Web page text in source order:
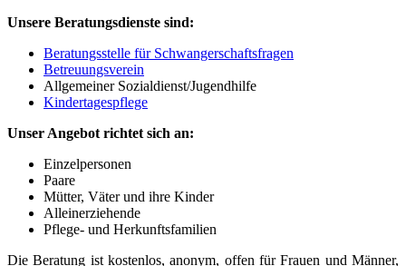
Unsere Beratungsdienste sind:
Beratungsstelle für Schwangerschaftsfragen
Betreuungsverein
Allgemeiner Sozialdienst/Jugendhilfe
Kindertagespflege
Unser Angebot richtet sich an:
Einzelpersonen
Paare
Mütter, Väter und ihre Kinder
Alleinerziehende
Pflege- und Herkunftsfamilien
Die Beratung ist kostenlos, anonym, offen für Frauen und Männer,